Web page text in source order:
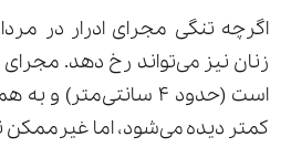
اگرچه تنگی مجرای ادرار در
زنان نیز می‌تواند رخ دهد. مجرای
است (حدود ۴
کمتر دیده می‌شود، اما